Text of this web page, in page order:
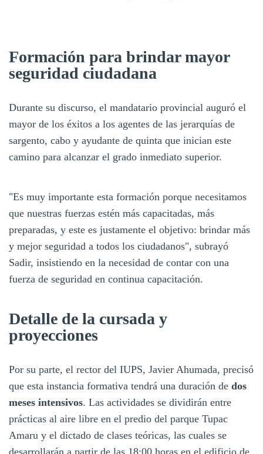
Formación para brindar mayor
seguridad ciudadana
Durante su discurso, el mandatario provincial auguró el
mayor de los éxitos a los agentes de las jerarquías de
sargento, cabo y ayudante de quinta que inician este
camino para alcanzar el grado inmediato superior.
"Es muy importante esta formación porque necesitamos
que nuestras fuerzas estén más capacitadas, más
preparadas, y este es justamente el objetivo: brindar más
y mejor seguridad a todos los ciudadanos", subrayó
Sadir, insistiendo en la necesidad de contar con una
fuerza de seguridad en continua capacitación.
Detalle de la cursada y
proyecciones
Por su parte, el rector del IUPS, Javier Ahumada, precisó
que esta instancia formativa tendrá una duración de dos
meses intensivos. Las actividades se dividirán entre
prácticas al aire libre en el predio del parque Tupac
Amaru y el dictado de clases teóricas, las cuales se
desarrollarán a partir de las 18:00 horas en el edificio de